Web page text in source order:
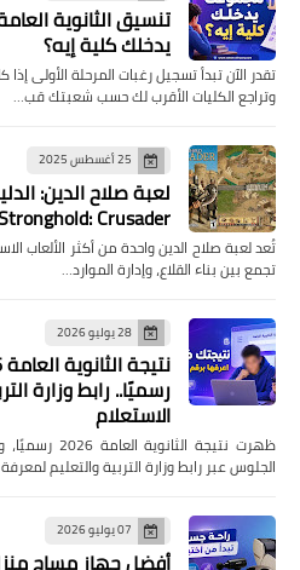
يدخلك كلية إيه؟
تقدر الآن تبدأ تسجيل رغبات المرحلة الأولى
وتراجع الكليات الأقرب لك حسب شعبتك قب…
25 أغسطس 2025
لعبة صلاح الدين:
Crusader
تُعد لعبة صلاح الدين واحدة من أكثر الألعاب
تجمع بين بناء القلاع، وإدارة الموارد…
28 يوليو 2026
رسميًا.. رابط وزارة
الاستعلام
ظهرت نتيجة
الجلوس عبر رابط وزارة التربية والتعليم
07 يوليو 2026